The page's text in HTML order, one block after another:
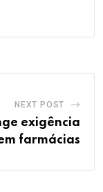
NEXT POST
exigência
farmácias